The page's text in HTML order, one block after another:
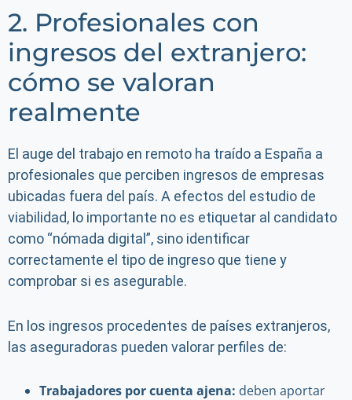
2. Profesionales con
ingresos del extranjero:
cómo se valoran
realmente
El auge del trabajo en remoto ha traído a España a
profesionales que perciben ingresos de empresas
ubicadas fuera del país. A efectos del estudio de
viabilidad, lo importante no es etiquetar al candidato
como “nómada digital”, sino identificar
correctamente el tipo de ingreso que tiene y
comprobar si es asegurable.
En los ingresos procedentes de países extranjeros,
las aseguradoras pueden valorar perfiles de:
Trabajadores por cuenta ajena: deben aportar